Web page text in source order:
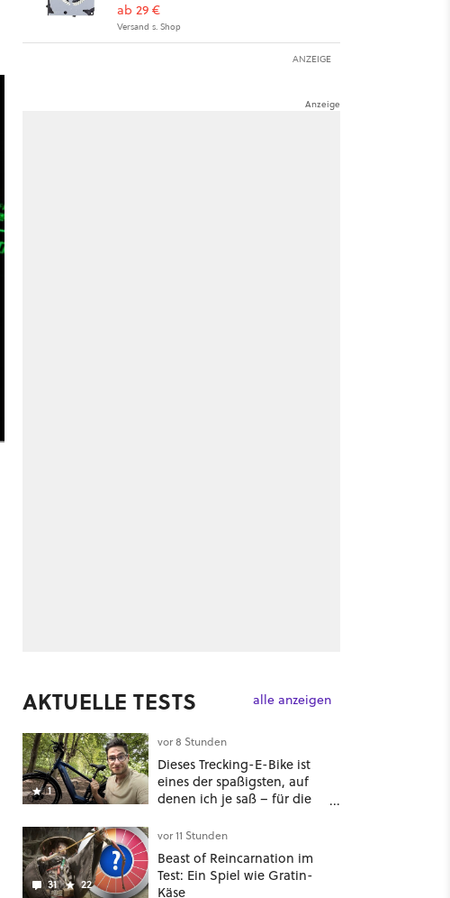
ab 29 €
Versand s. Shop
ANZEIGE
AKTUELLE TESTS alle anzeigen
1
vor 8 Stunden
Dieses Trecking-E-Bike ist
eines der spaßigsten, auf
denen ich je saß – für die
31 22
vor 11 Stunden
Beast of Reincarnation im
Test: Ein Spiel wie Gratin-
Käse